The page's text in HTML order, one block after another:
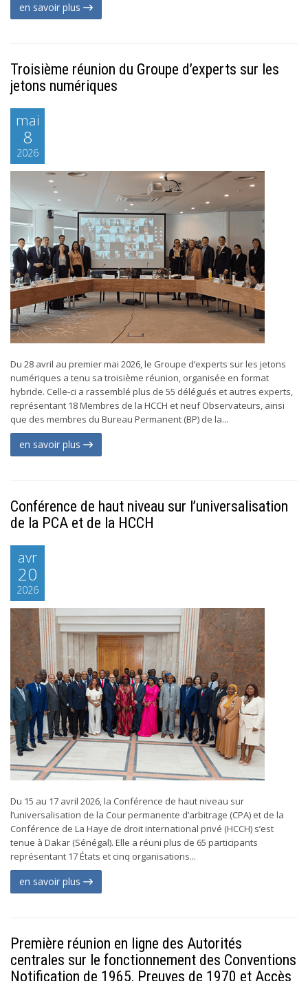
en savoir plus
Troisième réunion du Groupe d’experts sur les
jetons numériques
mai
8
2026
Du 28 avril au premier mai 2026, le Groupe d’experts sur les jetons
numériques a tenu sa troisième réunion, organisée en format
hybride. Celle-ci a rassemblé plus de 55 délégués et autres experts,
représentant 18 Membres de la HCCH et neuf Observateurs, ainsi
que des membres du Bureau Permanent (BP) de la...
en savoir plus
Conférence de haut niveau sur l’universalisation
de la PCA et de la HCCH
avr
20
2026
Du 15 au 17 avril 2026, la Conférence de haut niveau sur
l’universalisation de la Cour permanente d’arbitrage (CPA) et de la
Conférence de La Haye de droit international privé (HCCH) s’est
tenue à Dakar (Sénégal). Elle a réuni plus de 65 participants
représentant 17 États et cinq organisations...
en savoir plus
Première réunion en ligne des Autorités
centrales sur le fonctionnement des Conventions
Notification de 1965, Preuves de 1970 et Accès